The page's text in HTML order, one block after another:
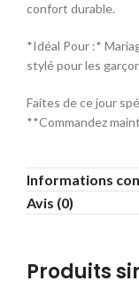
confort durable.
*Idéal Pour :*
stylé pour les
Faites de ce jour
**Commandez
Informations
Avis (0)
Produits